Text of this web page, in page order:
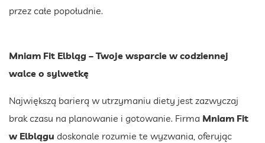
przez całe popołudnie.
Mniam Fit Elbląg – Twoje wsparcie w codziennej
walce o sylwetkę
Największą barierą w utrzymaniu diety jest zazwyczaj
brak czasu na planowanie i gotowanie. Firma Mniam Fit
w Elblągu doskonale rozumie te wyzwania, oferując